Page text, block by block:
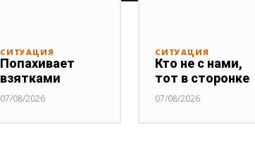
СИТУАЦИЯ
Попахивает
взятками
07/08/2026
СИТУАЦИЯ
Кто не с нами,
тот в сторонке
07/08/2026